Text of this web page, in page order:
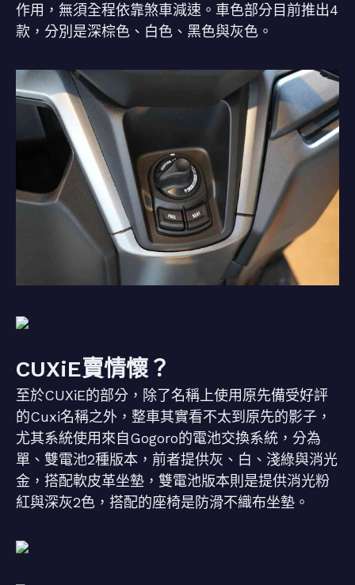
作用，無須全程依靠煞車減速。車色部分目前推出4
款，分別是深棕色、白色、黑色與灰色。
CUXiE賣情懷？
至於CUXiE的部分，除了名稱上使用原先備受好評
的Cuxi名稱之外，整車其實看不太到原先的影子，
尤其系統使用來自Gogoro的電池交換系統，分為
單、雙電池2種版本，前者提供灰、白、淺綠與消光
金，搭配軟皮革坐墊，雙電池版本則是提供消光粉
紅與深灰2色，搭配的座椅是防滑不織布坐墊。